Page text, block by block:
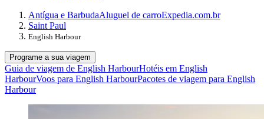
Antígua e BarbudaAluguel de carroExpedia.com.br
Saint Paul
English Harbour
Programe a sua viagem
Guia de viagem de English HarbourHotéis em English
HarbourVoos para English HarbourPacotes de viagem para English
Harbour